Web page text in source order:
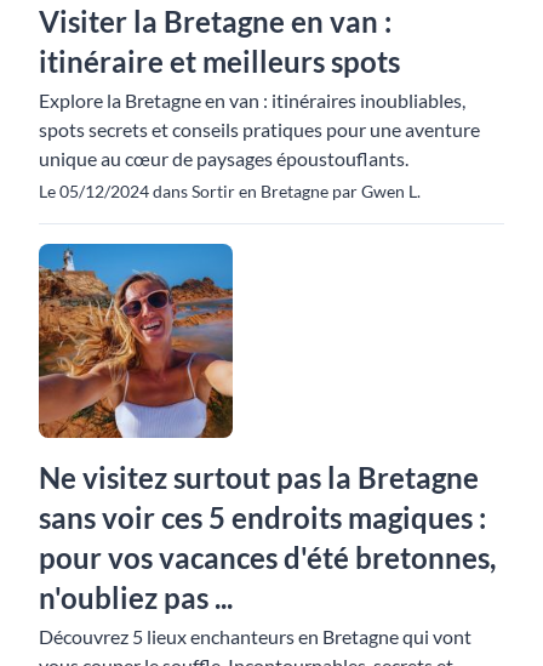
Visiter la Bretagne en van :
itinéraire et meilleurs spots
Explore la Bretagne en van : itinéraires inoubliables,
spots secrets et conseils pratiques pour une aventure
unique au cœur de paysages époustouflants.
Le 05/12/2024 dans Sortir en Bretagne par Gwen L.
Ne visitez surtout pas la Bretagne
sans voir ces 5 endroits magiques :
pour vos vacances d'été bretonnes,
n'oubliez pas ...
Découvrez 5 lieux enchanteurs en Bretagne qui vont